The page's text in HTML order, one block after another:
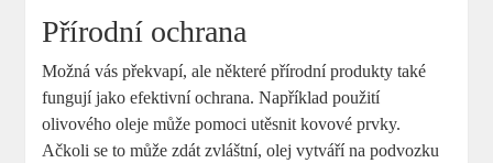
Přírodní ochrana
Možná vás překvapí, ale některé přírodní produkty také
fungují jako efektivní ochrana. Například použití
olivového oleje může pomoci utěsnit kovové prvky.
Ačkoli se to může zdát zvláštní, olej vytváří na podvozku